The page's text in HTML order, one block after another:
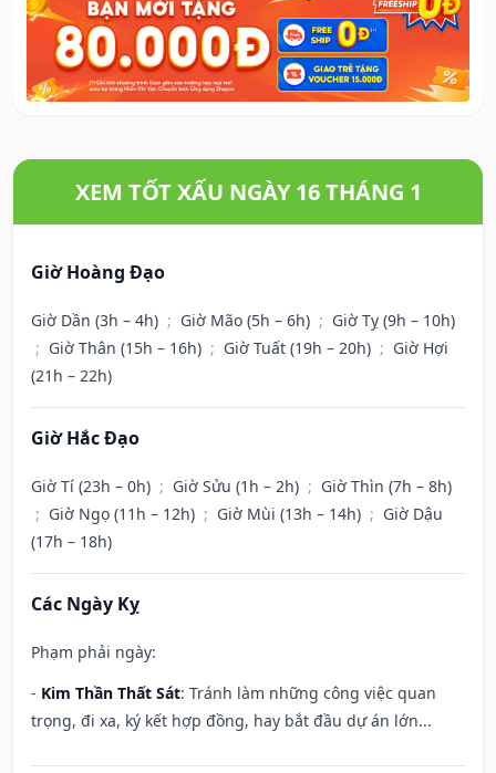
XEM TỐT XẤU NGÀY 16 THÁNG 1
Giờ Hoàng Đạo
Giờ Dần (3h – 4h) ; Giờ Mão (5h – 6h) ; Giờ Tỵ (9h – 10h)
; Giờ Thân (15h – 16h) ; Giờ Tuất (19h – 20h) ; Giờ Hợi
(21h – 22h)
Giờ Hắc Đạo
Giờ Tí (23h – 0h) ; Giờ Sửu (1h – 2h) ; Giờ Thìn (7h – 8h)
; Giờ Ngọ (11h – 12h) ; Giờ Mùi (13h – 14h) ; Giờ Dậu
(17h – 18h)
Các Ngày Kỵ
Phạm phải ngày:
- Kim Thần Thất Sát: Tránh làm những công việc quan
trọng, đi xa, ký kết hợp đồng, hay bắt đầu dự án lớn...